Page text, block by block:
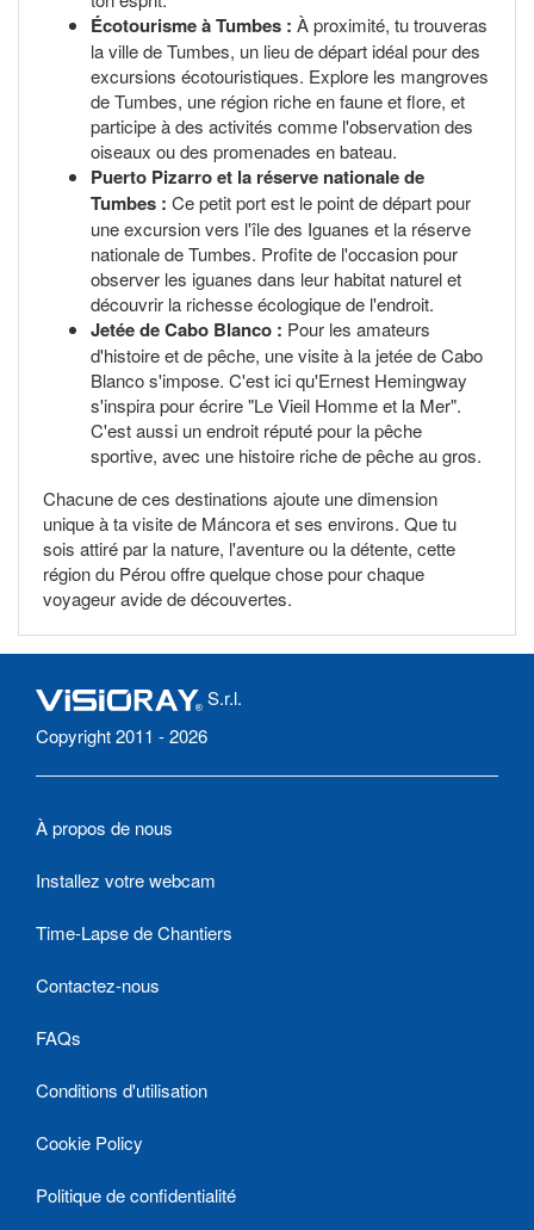
Écotourisme à Tumbes : À proximité, tu trouveras
la ville de Tumbes, un lieu de départ idéal pour des
excursions écotouristiques. Explore les mangroves
de Tumbes, une région riche en faune et flore, et
participe à des activités comme l'observation des
oiseaux ou des promenades en bateau.
Puerto Pizarro et la réserve nationale de
Tumbes : Ce petit port est le point de départ pour
une excursion vers l'île des Iguanes et la réserve
nationale de Tumbes. Profite de l'occasion pour
observer les iguanes dans leur habitat naturel et
découvrir la richesse écologique de l'endroit.
Jetée de Cabo Blanco : Pour les amateurs
d'histoire et de pêche, une visite à la jetée de Cabo
Blanco s'impose. C'est ici qu'Ernest Hemingway
s'inspira pour écrire "Le Vieil Homme et la Mer".
C'est aussi un endroit réputé pour la pêche
sportive, avec une histoire riche de pêche au gros.
Chacune de ces destinations ajoute une dimension
unique à ta visite de Máncora et ses environs. Que tu
sois attiré par la nature, l'aventure ou la détente, cette
région du Pérou offre quelque chose pour chaque
voyageur avide de découvertes.
S.r.l.
Copyright 2011 - 2026
À propos de nous
Installez votre webcam
Time-Lapse de Chantiers
Contactez-nous
FAQs
Conditions d'utilisation
Cookie Policy
Politique de confidentialité